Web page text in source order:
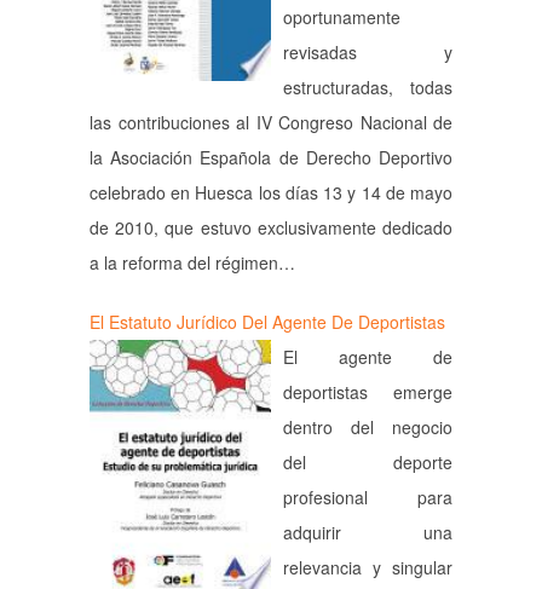
oportunamente
revisadas y
estructuradas, todas
las contribuciones al IV Congreso Nacional de
la Asociación Española de Derecho Deportivo
celebrado en Huesca los días 13 y 14 de mayo
de 2010, que estuvo exclusivamente dedicado
a la reforma del régimen…
El Estatuto Jurídico Del Agente De Deportistas
El agente de
deportistas emerge
dentro del negocio
del deporte
profesional para
adquirir una
relevancia y singular